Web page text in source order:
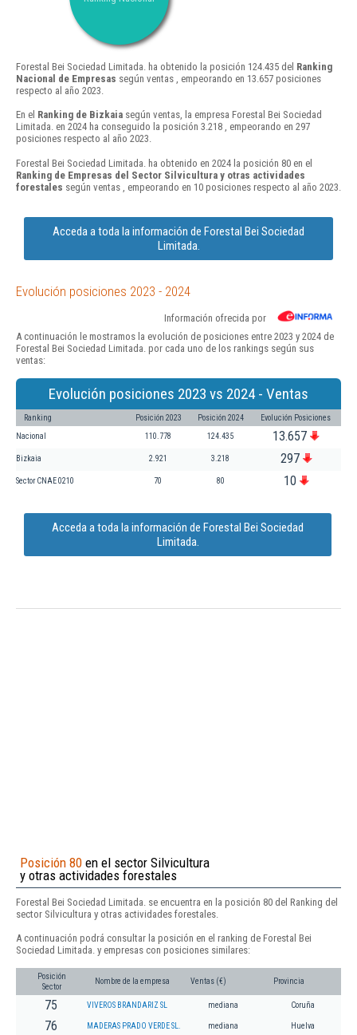
Forestal Bei Sociedad Limitada. ha obtenido la posición 124.435 del Ranking
Nacional de Empresas según ventas , empeorando en 13.657 posiciones
respecto al año 2023.
En el Ranking de Bizkaia según ventas, la empresa Forestal Bei Sociedad
Limitada. en 2024 ha conseguido la posición 3.218 , empeorando en 297
posiciones respecto al año 2023.
Forestal Bei Sociedad Limitada. ha obtenido en 2024 la posición 80 en el
Ranking de Empresas del Sector Silvicultura y otras actividades
forestales según ventas , empeorando en 10 posiciones respecto al año 2023.
Acceda a toda la información de Forestal Bei Sociedad
Limitada.
Evolución posiciones 2023 - 2024
Información ofrecida por
A continuación le mostramos la evolución de posiciones entre 2023 y 2024 de
Forestal Bei Sociedad Limitada. por cada uno de los rankings según sus
ventas:
Evolución posiciones 2023 vs 2024 - Ventas
Ranking Posición 2023 Posición 2024 Evolución Posiciones
Nacional 110.778 124.435 13.657
Bizkaia 2.921 3.218 297
Sector CNAE 0210 70 80 10
Acceda a toda la información de Forestal Bei Sociedad
Limitada.
Posición 80 en el sector Silvicultura
y otras actividades forestales
Forestal Bei Sociedad Limitada. se encuentra en la posición 80 del Ranking del
sector Silvicultura y otras actividades forestales.
A continuación podrá consultar la posición en el ranking de Forestal Bei
Sociedad Limitada. y empresas con posiciones similares:
Posición
Sector
Nombre de la empresa Ventas (€) Provincia
75 VIVEROS BRANDARIZ SL mediana Coruña
76 MADERAS PRADO VERDE SL. mediana Huelva